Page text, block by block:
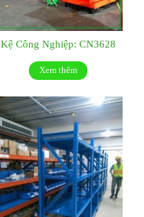
Kệ Công Nghiệp: CN3628
Xem thêm